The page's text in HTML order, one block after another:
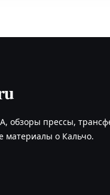
обзоры прессы,
материалы о Кальчо.